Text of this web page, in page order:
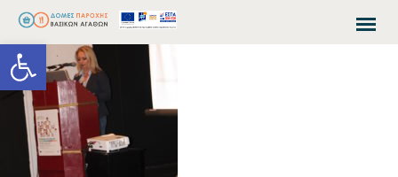
Open toolbar